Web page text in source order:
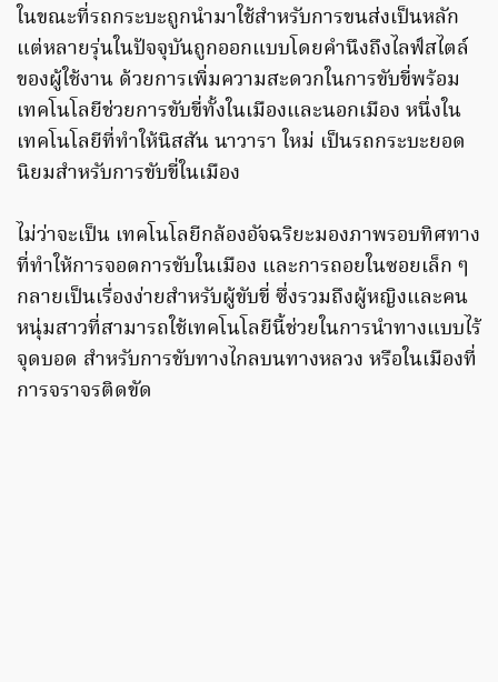
ในขณะที่รถกระบะถูกนำมาใช้สำหรับการขนส่งเป็นหลัก
แต่หลายรุ่นในปัจจุบันถูกออกแบบโดยคำนึงถึงไลฟ์สไตล์
ของผู้ใช้งาน ด้วยการเพิ่มความสะดวกในการขับขี่พร้อม
เทคโนโลยีช่วยการขับขี่ทั้งในเมืองและนอกเมือง หนึ่งใน
เทคโนโลยีที่ทำให้นิสสัน นาวารา ใหม่ เป็นรถกระบะยอด
นิยมสำหรับการขับขี่ในเมือง
ไม่ว่าจะเป็น เทคโนโลยีกล้องอัจฉริยะมองภาพรอบทิศทาง
ที่ทำให้การจอดการขับในเมือง และการถอยในซอยเล็ก ๆ
กลายเป็นเรื่องง่ายสำหรับผู้ขับขี่ ซึ่งรวมถึงผู้หญิงและคน
หนุ่มสาวที่สามารถใช้เทคโนโลยีนี้ช่วยในการนำทางแบบไร้
จุดบอด สำหรับการขับทางไกลบนทางหลวง หรือในเมืองที่
การจราจรติดขัด